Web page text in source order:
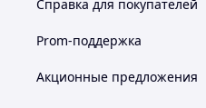
Справка для покупателей
Prom-поддержка
Акционные предложения